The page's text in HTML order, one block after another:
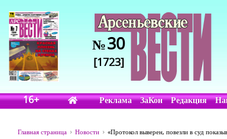
№30
[1723]
16+ Реклама ЗаКон Редакция
Главная страница Новости «Протокол выверен, повезли в суд